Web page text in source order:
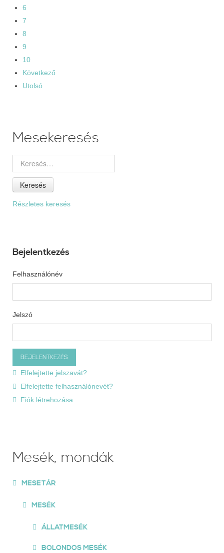
6
7
8
9
10
Következő
Utolsó
Mesekeresés
Keresés
Részletes keresés
Bejelentkezés
Felhasználónév
Jelszó
Elfelejtette jelszavát?
Elfelejtette felhasználónevét?
Fiók létrehozása
Mesék, mondák
MESETÁR
MESÉK
ÁLLATMESÉK
BOLONDOS MESÉK